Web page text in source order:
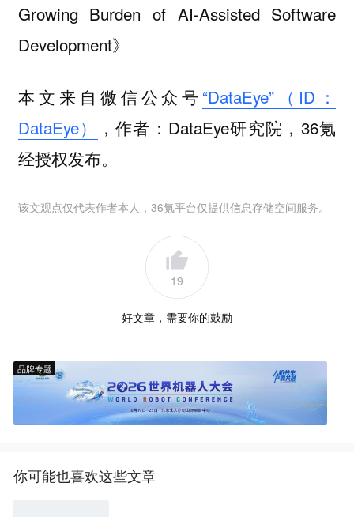
Growing Burden of AI-Assisted Software
Development》
本文来自微信公众号 “DataEye”（ID：
DataEye）
，作者：DataEye研究院，36氪
经授权发布。
该文观点仅代表作者本人，36氪平台仅提供信息存储空间服务。
19
好文章，需要你的鼓励
品牌专题
你可能也喜欢这些文章